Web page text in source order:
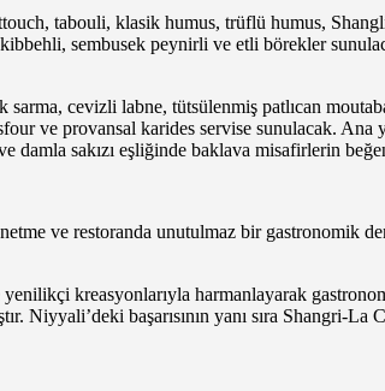
tabouli, klasik humus, trüflü humus,
kibbehli, sembusek peynirli ve etli börekler
cevizli labne, tütsülenmiş patlıcan
ve provansal karides servise sunulacak. Ana
damla sakızı eşliğinde baklava misafirlerin
ve restoranda unutulmaz bir gastronomik
kreasyonlarıyla harmanlayarak
Niyyali’deki başarısının yanı sıra Shangri-La